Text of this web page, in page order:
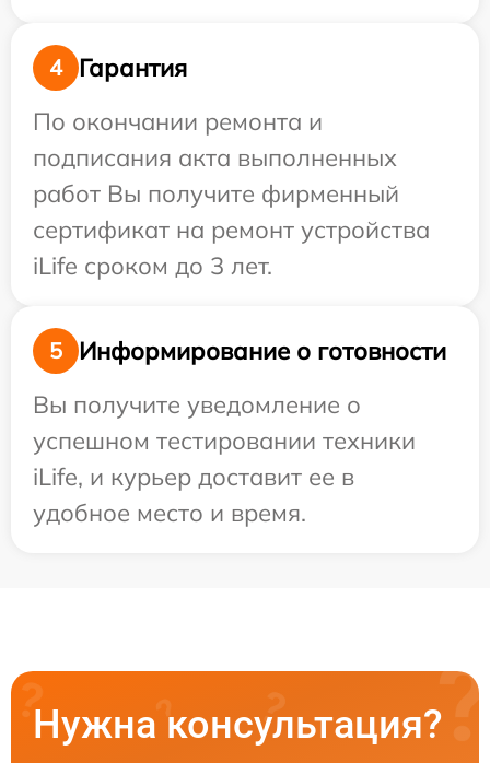
4
Гарантия
По окончании ремонта и
подписания акта выполненных
работ Вы получите фирменный
сертификат на ремонт устройства
iLife сроком до 3 лет.
5
Информирование о готовности
Вы получите уведомление о
успешном тестировании техники
iLife, и курьер доставит ее в
удобное место и время.
Нужна консультация?